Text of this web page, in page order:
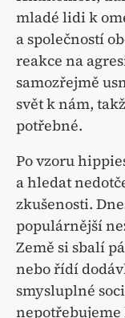
mladé lidi k
a společností
reakce na
samozřejmě
svět k nám,
potřebné.
Po vzoru
a hledat
zkušenosti.
populárnější
Země si sbalí
nebo řídí
smysluplné
nepotřebujeme